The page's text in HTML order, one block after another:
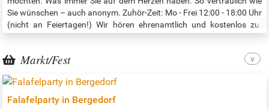
Sie wünschen – auch anonym. Zuhör-Zeit: Mo - Frei 12:00 - 18:00 Uhr
(nicht an Feiertagen!) Wir hören ehrenamtlich und kostenlos zu.
Zuhörer-Kiosk…
Markt/Fest
Falafelparty in Bergedorf